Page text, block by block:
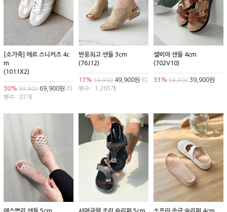
[소가죽] 에르 스니커즈 4c
m
(1011X2)
30% 99,900 69,900원 리
뷰수 : 87개
반응최고 샌들 3cm
(76J12)
17% 59,90049,900원 리
뷰수 : 1,265개
셀비아 샌들 4cm
(702V10)
33% 59,90039,900원